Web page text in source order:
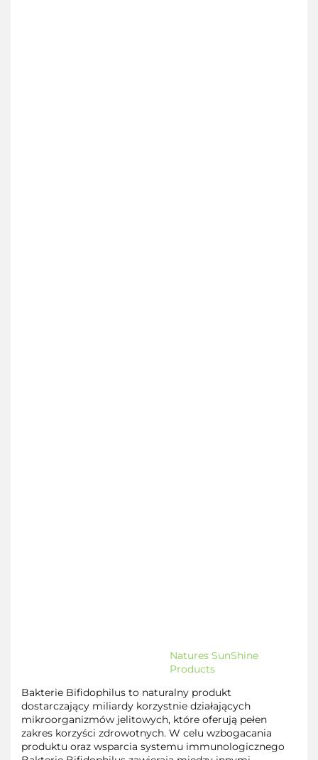
Natures SunShine
Products
Bakterie Bifidophilus to naturalny produkt
dostarczający miliardy korzystnie działających
mikroorganizmów jelitowych, które oferują pełen
zakres korzyści zdrowotnych. W celu wzbogacania
produktu oraz wsparcia systemu immunologicznego